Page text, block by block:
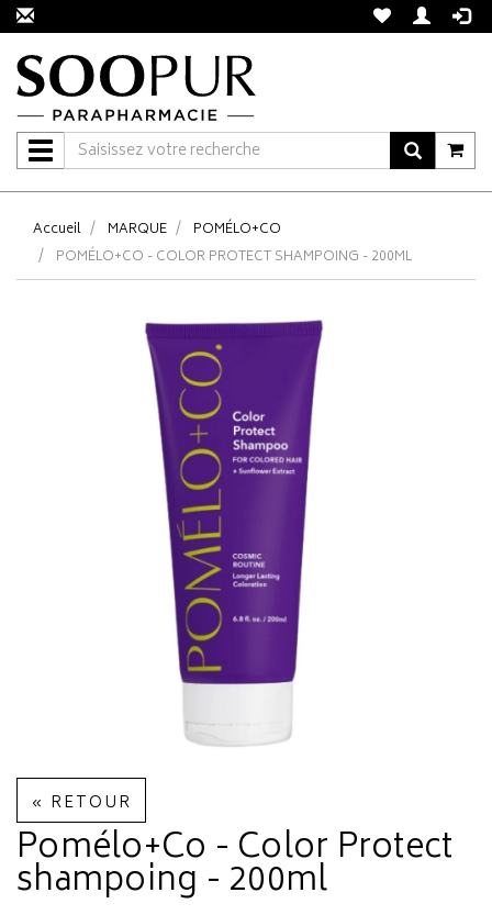
Navigation
Accueil MARQUE
POMÉLO+CO
POMÉLO+CO - COLOR PROTECT SHAMPOING - 200ML
« RETOUR
Pomélo+Co - Color Protect
shampoing - 200ml